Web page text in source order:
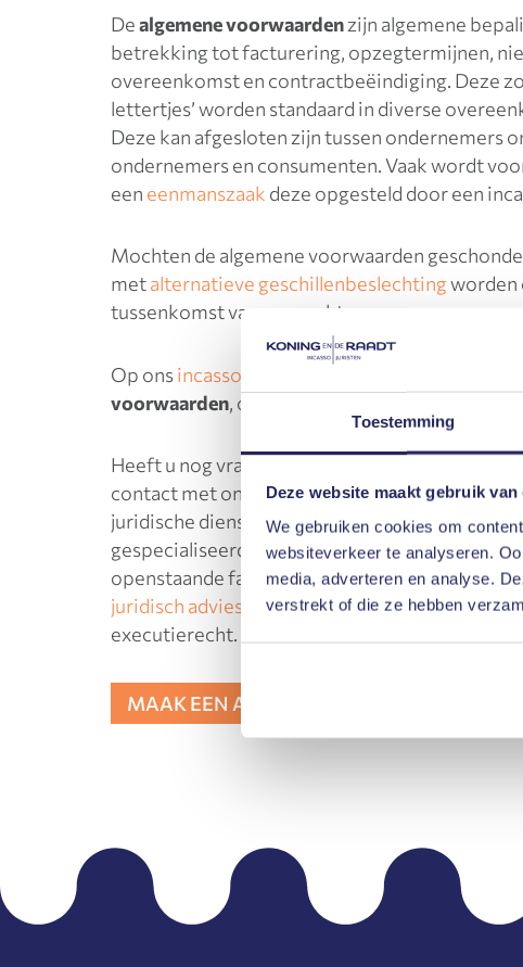
Toestemming
Deze website maakt gebruik van
We gebruiken cookies om
websiteverkeer te analyseren.
media, adverteren en analyse.
verstrekt of die ze hebben
Dealgemene voorwaardenzijn algemene
betrekking tot facturering, opzegtermijnen,
overeenkomst en contractbeëindiging. Deze
lettertjes’ worden standaard in diverse
Deze kan afgesloten zijn tussen ondernemers
ondernemers en consumenten. Vaak wordt
een eenmanszaak deze opgesteld door een
Mochten de algemene voorwaarden
metalternatieve geschillenbeslechtingworden
tussenkomst van een rechter.
Op onsincasso blog
voorwaarden, of ga terug naar onze
Heeft u nog vragen over
contact met ons op. Wilt u meer weten over
juridische diensten? Koning en de Raadt
gespecialiseerd in incassotrajecten. Wij helpen
openstaande facturen of uw
juridisch advies op gebied van huurrecht,
executierecht.
MAAK EEN AFSPRAAK